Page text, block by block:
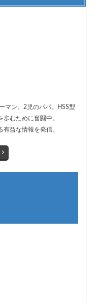
マン。2児のパパ。HSS型
むために奮闘中。
有益な情報を発信。